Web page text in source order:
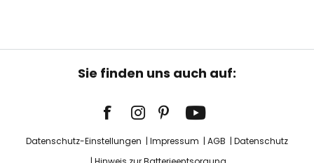
Sie finden uns auch auf:
Datenschutz-Einstellungen Impressum AGB
Datenschutz